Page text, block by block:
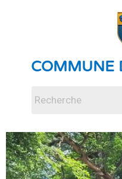
COMMUNE